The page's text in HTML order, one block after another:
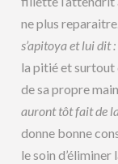
ne plus
s’apitoya et lui dit
la pitié et surtout
de sa propre
auront tôt fait de
donne bonne
le soin